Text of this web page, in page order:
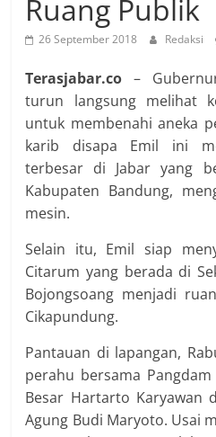
Ruang Publik
26 September 2018 Redaksi
Terasjabar.co –
turun langsung melihat
untuk membenahi aneka
karib disapa Emil ini
terbesar di Jabar yang
Kabupaten Bandung,
mesin.
Selain itu, Emil siap
Citarum yang berada di
Bojongsoang menjadi
Cikapundung.
Pantauan di lapangan,
perahu bersama
Besar Hartarto Karyawan
Agung Budi Maryoto. Usai